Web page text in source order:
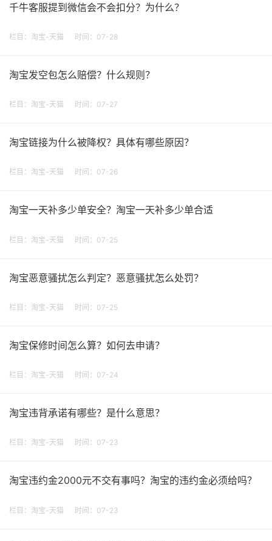
千牛客服提到微信会不会扣分？为什么？
栏目： 淘宝-天猫 时间：07-28
淘宝发空包怎么赔偿？什么规则？
栏目： 淘宝-天猫 时间：07-27
淘宝链接为什么被降权？具体有哪些原因？
栏目： 淘宝-天猫 时间：07-26
淘宝一天补多少单安全？淘宝一天补多少单合适
栏目： 淘宝-天猫 时间：07-25
淘宝恶意骚扰怎么判定？恶意骚扰怎么处罚？
栏目： 淘宝-天猫 时间：07-25
淘宝保修时间怎么算？如何去申请？
栏目： 淘宝-天猫 时间：07-24
淘宝违背承诺有哪些？是什么意思？
栏目： 淘宝-天猫 时间：07-23
淘宝违约金2000元不交有事吗？淘宝的违约金必须给吗？
栏目： 淘宝-天猫 时间：07-23